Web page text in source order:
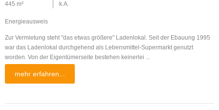
445 m² k.A.
Energieausweis
Zur Vermietung steht "das etwas größere" Ladenlokal. Seit der Ebauung 1995
war das Ladenlokal durchgehend als Lebensmittel-Supermarkt genutzt
worden. Von der Eigentümerseite bestehen keinerlei ...
mehr erfahren...